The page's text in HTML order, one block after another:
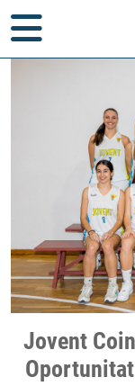
Oportunitat per
Jovent